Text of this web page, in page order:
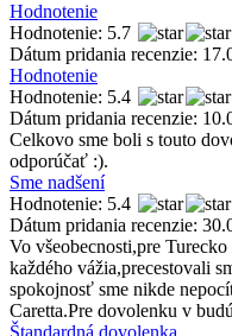
Hodnotenie
Hodnotenie: 5.7
Dátum pridania recenzie:
Hodnotenie
Hodnotenie: 5.4
Dátum pridania recenzie:
Celkovo sme boli s touto
odporúčať :).
Sme nadšení
Hodnotenie: 5.4
Dátum pridania recenzie:
Vo všeobecnosti,pre
každého vážia,precestovali
spokojnosť sme nikde
Caretta.Pre dovolenku v